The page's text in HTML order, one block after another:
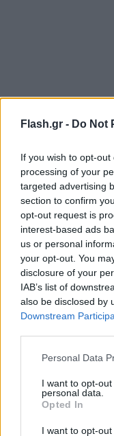
Flash.gr - Do Not
If you wish to opt-
processing of your
targeted advertising
section to confirm
opt-out request is
interest-based ads
us or personal
your opt-out. You
disclosure of your
IAB’s list of
also be disclosed by
Downstream
Please note that
not limited to your
grant or deny
use your data for
consent section.
Personal Data
I want to opt-
personal data.
Opted In
I want to opt-
FLASH FOCUS